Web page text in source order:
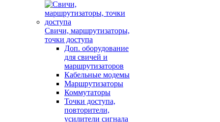
Свичи, маршрутизаторы,
точки доступа
Доп. оборудование
для свичей и
маршрутизаторов
Кабельные модемы
Маршрутизаторы
Коммутаторы
Точки доступа,
повторители,
усилители сигнала